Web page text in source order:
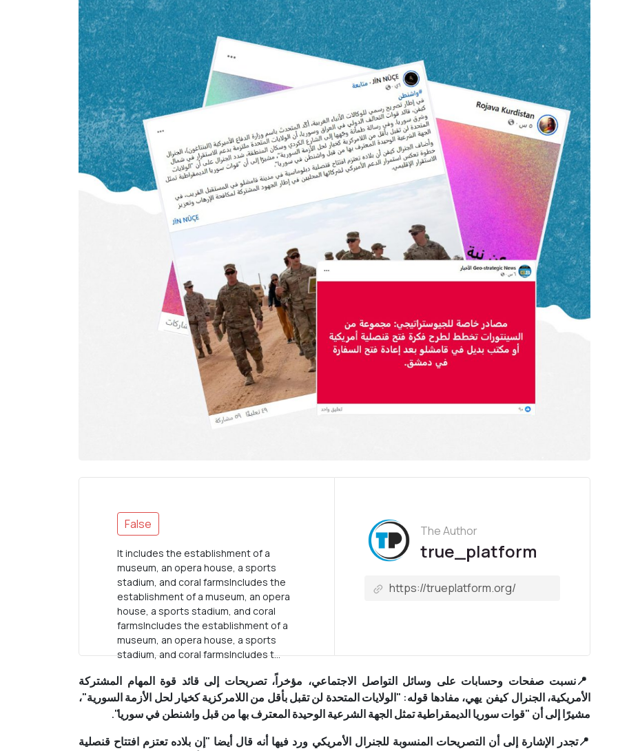
False
It includes the establishment of a
museum, an opera house, a sports
stadium, and coral farmsIncludes the
establishment of a museum, an opera
house, a sports stadium, and coral
farmsIncludes the establishment of a
museum, an opera house, a sports
stadium, and coral farmsIncludes t...
The Author
true_platform
📍نسبت صفحات وحسابات على وسائل التواصل الاجتماعي، مؤخراً، تصريحات إلى قائد قوة المهام المشتركة
الأمريكية، الجنرالكيفن يهي، مفادها قوله: "الولايات المتحدة لن تقبل بأقل من اللامركزية كخيار لحل الأزمة السورية"،
مشيرًا إلى أن "قوات سوريا الديمقراطية تمثل الجهة الشرعية الوحيدة المعترف بها من قبل واشنطن في سوريا".
📍تجدر الإشارة إلى أن التصريحات المنسوبة للجنرال الأمريكي ورد فيها أنه قال أيضا "إن بلاده تعتزم افتتاح قنصلية